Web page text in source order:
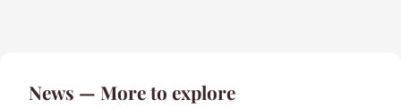
News — More to explore